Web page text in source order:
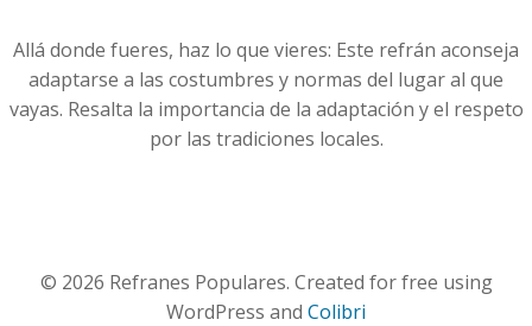
Allá donde fueres, haz lo que vieres: Este refrán aconseja
adaptarse a las costumbres y normas del lugar al que
vayas. Resalta la importancia de la adaptación y el respeto
por las tradiciones locales.
© 2026 Refranes Populares. Created for free using
WordPress and Colibri